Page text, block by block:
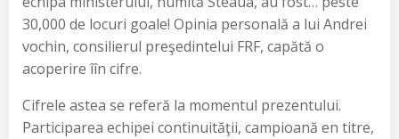
30,000 de locuri goale! Opinia personală a lui Andrei
vochin, consilierul preşedintelui FRF, capătă o
acoperire îîn cifre.
Cifrele astea se referă la momentul prezentului.
Participarea echipei continuităţii, campioană en titre,